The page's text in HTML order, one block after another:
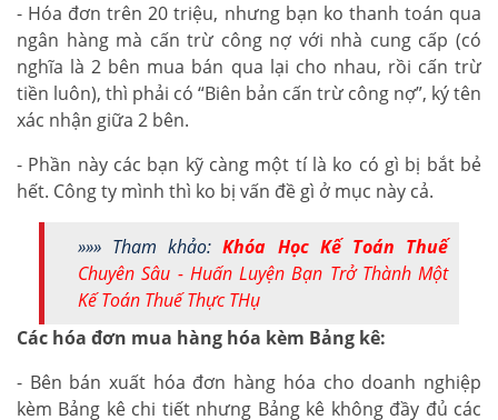
- Hóa đơn trên 20 triệu, nhưng bạn ko thanh toán qua
ngân hàng mà cấn trừ công nợ với nhà cung cấp (có
nghĩa là 2 bên mua bán qua lại cho nhau, rồi cấn trừ
tiền luôn), thì phải có “Biên bản cấn trừ công nợ”, ký tên
xác nhận giữa 2 bên.
- Phần này các bạn kỹ càng một tí là ko có gì bị bắt bẻ
hết. Công ty mình thì ko bị vấn đề gì ở mục này cả.
»»» Tham khảo:Khóa Học Kế Toán Thuế
Chuyên Sâu - Huấn Luyện Bạn Trở Thành Một
Kế Toán Thuế Thực THụ
Các hóa đơn mua hàng hóa kèm Bảng kê:
- Bên bán xuất hóa đơn hàng hóa cho doanh nghiệp
kèm Bảng kê chi tiết nhưng Bảng kê không đầy đủ các